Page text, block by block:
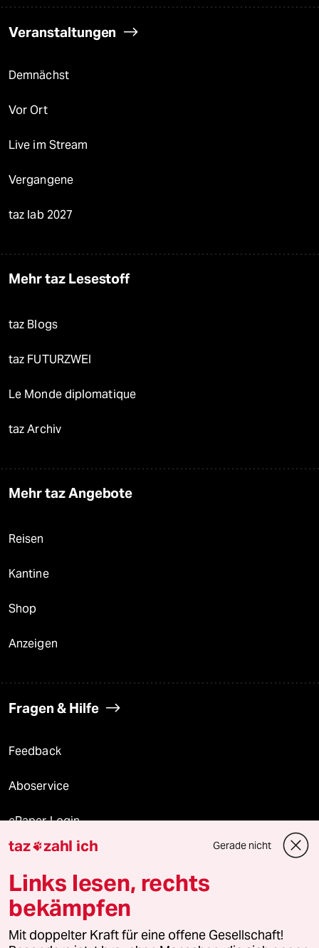
Veranstaltungen
Demnächst
Vor Ort
Live im Stream
Vergangene
taz lab 2027
Mehr taz Lesestoff
taz Blogs
taz FUTURZWEI
Le Monde diplomatique
taz Archiv
Mehr taz Angebote
Reisen
Kantine
Shop
Anzeigen
Fragen & Hilfe
Feedback
Aboservice
ePaper Login
Downloads für Abonnierende
© 2026 taz Verlags und Vertriebs GmbH
Alle Rechte vorbehalten. Bei rechtlichen Fragen oder für Genehmigungen
wenden Sie sich bitte an lizenzen@taz.de
taz zahl ich Gerade nicht
Links lesen, rechts
bekämpfen
Mit doppelter Kraft für eine offene Gesellschaft!